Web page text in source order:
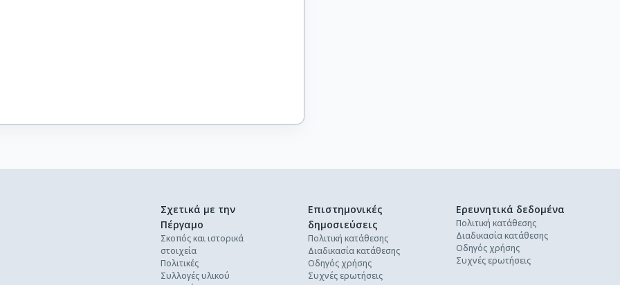
Σχετικά με την
Πέργαμο
Σκοπός και ιστορικά
στοιχεία
Πολιτικές
Συλλογές υλικού
Επιστημονικές
δημοσιεύσεις
Πολιτική κατάθεσης
Διαδικασία κατάθεσης
Οδηγός χρήσης
Συχνές ερωτήσεις
Ερευνητικά δεδομένα
Πολιτική κατάθεσης
Διαδικασία κατάθεσης
Οδηγός χρήσης
Συχνές ερωτήσεις